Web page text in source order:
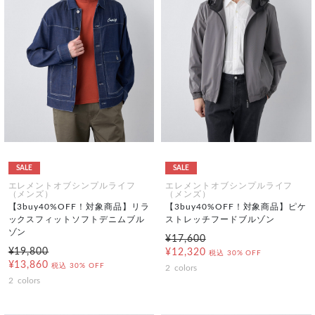
SALE
エレメントオブシンプルライフ
（メンズ）
【3buy40%OFF！対象商品】リラ
ックスフィットソフトデニムブル
ゾン
¥19,800
¥13,860 税込 30% OFF
2 colors
SALE
エレメントオブシンプルライフ
（メンズ）
【3buy40%OFF！対象商品】ピケ
ストレッチフードブルゾン
¥17,600
¥12,320 税込 30% OFF
2 colors